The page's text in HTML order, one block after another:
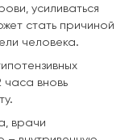
усиливаться
стать причиной
человека.
часа вновь
врачи